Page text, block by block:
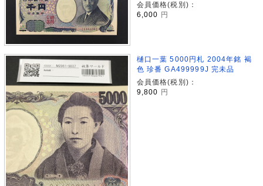
会員価格(税別)：
6,000
円
樋口一葉 5000円札 2004年銘 褐
色 珍番 GA499999J 完未品
会員価格(税別)：
9,800
円